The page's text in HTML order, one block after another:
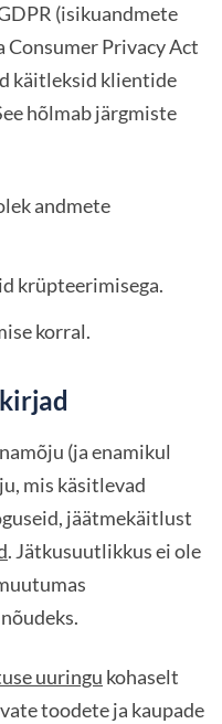
(isikuandmete
Consumer Privacy Act
käitleksid klientide
hõlmab järgmiste
andmete
krüpteerimisega.
korral.
(ja enamikul
mis käsitlevad
jäätmekäitlust
. Jätkusuutlikkus ei ole
uuringu kohaselt
toodete ja kaupade